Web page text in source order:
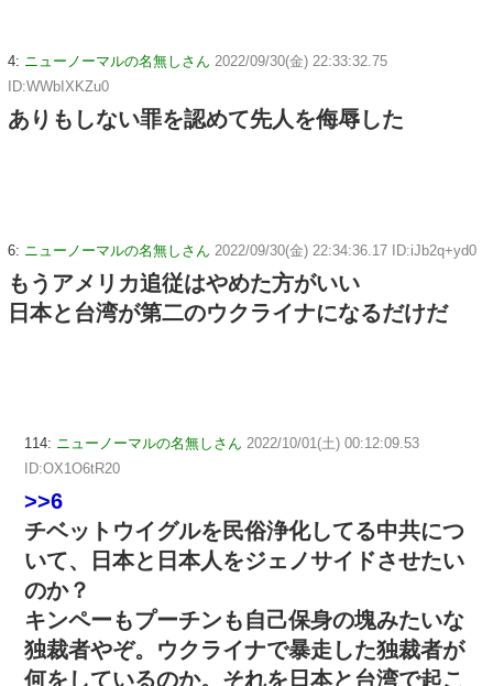
4: ニューノーマルの名無しさん 2022/09/30(金) 22:33:32.75
ID:WWbIXKZu0
ありもしない罪を認めて先人を侮辱した
6: ニューノーマルの名無しさん 2022/09/30(金) 22:34:36.17 ID:iJb2q+yd0
もうアメリカ追従はやめた方がいい
日本と台湾が第二のウクライナになるだけだ
114: ニューノーマルの名無しさん 2022/10/01(土) 00:12:09.53
ID:OX1O6tR20
>>6
チベットウイグルを民俗浄化してる中共につ
いて、日本と日本人をジェノサイドさせたい
のか？
キンペーもプーチンも自己保身の塊みたいな
独裁者やぞ。ウクライナで暴走した独裁者が
何をしているのか。それを日本と台湾で起こ